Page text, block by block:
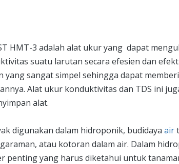
HMT-3 adalah alat ukur yang dapat
suatu larutan secara efesien dan
yang sangat simpel sehingga dapat
Alat ukur konduktivitas dan TDS ini
alat.
digunakan dalam hidroponik, budidaya air
atau kotoran dalam air. Dalam
penting yang harus diketahui untuk